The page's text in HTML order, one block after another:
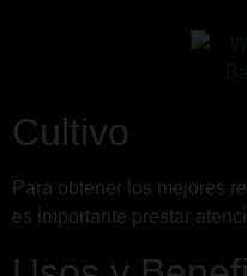
Cultivo
Para obtener los mejores
es importante prestar